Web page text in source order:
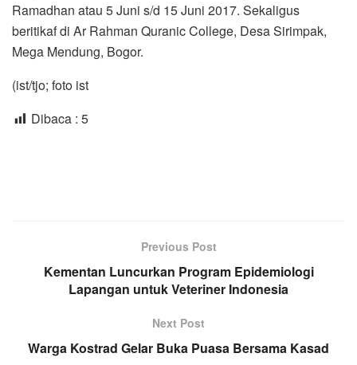
Ramadhan atau 5 Juni s/d 15 Juni 2017. Sekaligus
beritikaf di Ar Rahman Quranic College, Desa Sirimpak,
Mega Mendung, Bogor.
(ist/tjo; foto ist
Dibaca : 5
Previous Post
Kementan Luncurkan Program Epidemiologi
Lapangan untuk Veteriner Indonesia
Next Post
Warga Kostrad Gelar Buka Puasa Bersama Kasad